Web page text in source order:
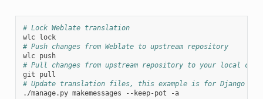
# Lock Weblate translation
wlc lock
# Push changes from Weblate to upstream repository
wlc push
# Pull changes from upstream repository to your local copy
# Update translation files, this example is for Django
./manage.py makemessages --keep-pot -a